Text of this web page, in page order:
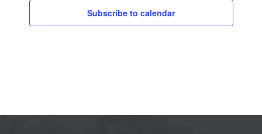
Subscribe to calendar